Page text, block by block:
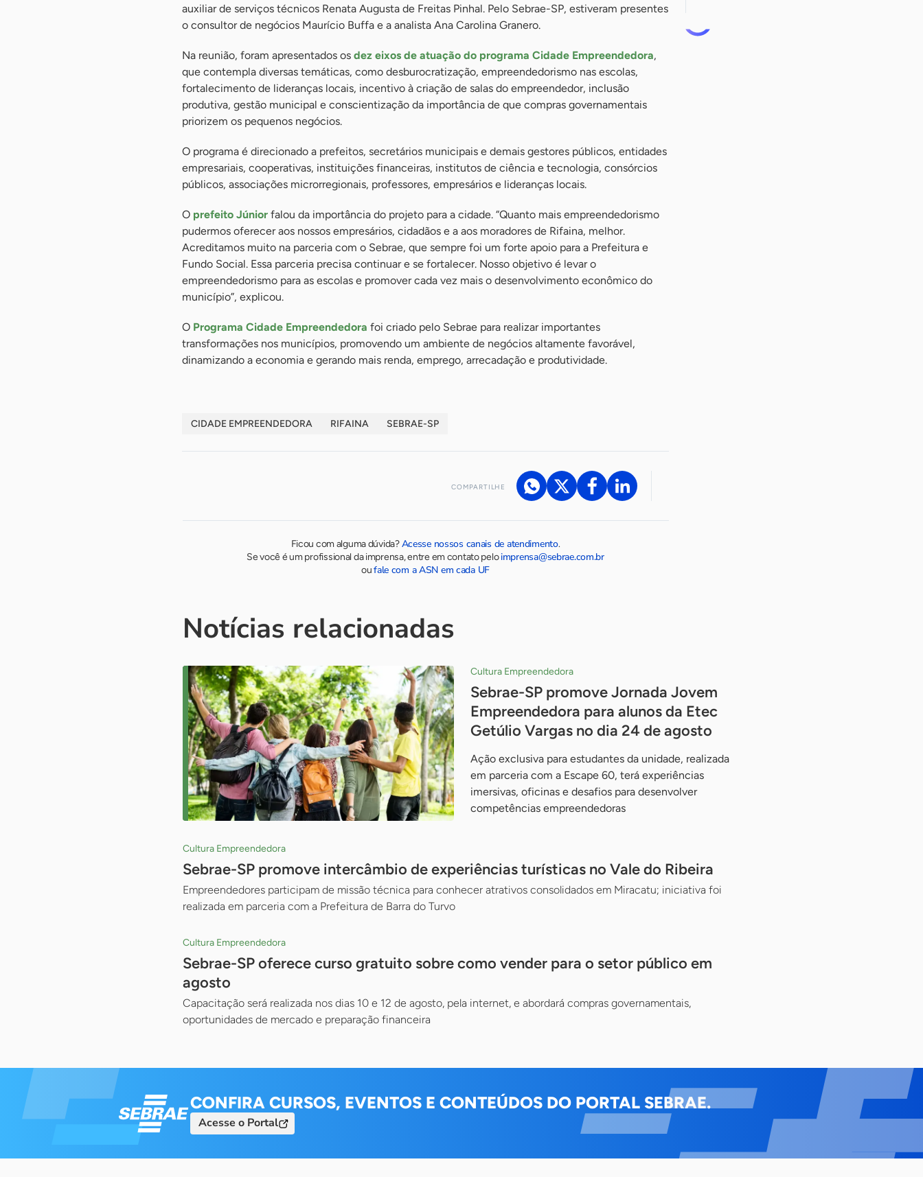
auxiliar de serviços técnicos Renata Augusta de Freitas Pinhal. Pelo Sebrae-SP, estiveram presentes
o consultor de negócios Maurício Buffa e a analista Ana Carolina Granero.
Na reunião, foram apresentados os dez eixos de atuação do programa Cidade Empreendedora,
que contempla diversas temáticas, como desburocratização, empreendedorismo nas escolas,
fortalecimento de lideranças locais, incentivo à criação de salas do empreendedor, inclusão
produtiva, gestão municipal e conscientização da importância de que compras governamentais
priorizem os pequenos negócios.
O programa é direcionado a prefeitos, secretários municipais e demais gestores públicos, entidades
empresariais, cooperativas, instituições financeiras, institutos de ciência e tecnologia, consórcios
públicos, associações microrregionais, professores, empresários e lideranças locais.
O prefeito Júnior falou da importância do projeto para a cidade. “Quanto mais empreendedorismo
pudermos oferecer aos nossos empresários, cidadãos e a aos moradores de Rifaina, melhor.
Acreditamos muito na parceria com o Sebrae, que sempre foi um forte apoio para a Prefeitura e
Fundo Social. Essa parceria precisa continuar e se fortalecer. Nosso objetivo é levar o
empreendedorismo para as escolas e promover cada vez mais o desenvolvimento econômico do
município”, explicou.
O Programa Cidade Empreendedora foi criado pelo Sebrae para realizar importantes
transformações nos municípios, promovendo um ambiente de negócios altamente favorável,
dinamizando a economia e gerando mais renda, emprego, arrecadação e produtividade.
CIDADE EMPREENDEDORA RIFAINA SEBRAE-SP
COMPARTILHE
Ficou com alguma dúvida?Acesse nossos canais de atendimento.
Se você é um profissional da imprensa, entre em contato peloimprensa@sebrae.com.br
oufale com a ASN em cada UF
Notícias relacionadas
Cultura Empreendedora
Sebrae-SP promove Jornada Jovem
Empreendedora para alunos da Etec
Getúlio Vargas no dia 24 de agosto
Ação exclusiva para estudantes da unidade, realizada
em parceria com a Escape 60, terá experiências
imersivas, oficinas e desafios para desenvolver
competências empreendedoras
Cultura Empreendedora
Sebrae-SP promove intercâmbio de experiências turísticas no Vale do Ribeira
Empreendedores participam de missão técnica para conhecer atrativos consolidados em Miracatu; iniciativa foi
realizada em parceria com a Prefeitura de Barra do Turvo
Cultura Empreendedora
Sebrae-SP oferece curso gratuito sobre como vender para o setor público em
agosto
Capacitação será realizada nos dias 10 e 12 de agosto, pela internet, e abordará compras governamentais,
oportunidades de mercado e preparação financeira
CONFIRA CURSOS, EVENTOS E CONTEÚDOS DO PORTAL SEBRAE.
Acesse o Portal